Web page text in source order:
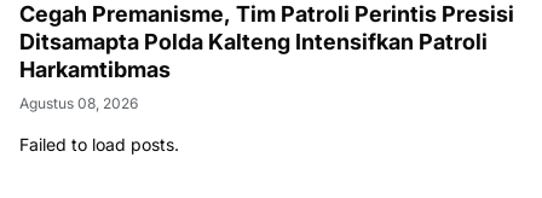
Cegah Premanisme, Tim Patroli Perintis Presisi
Ditsamapta Polda Kalteng Intensifkan Patroli
Harkamtibmas
Agustus 08, 2026
Failed to load posts.